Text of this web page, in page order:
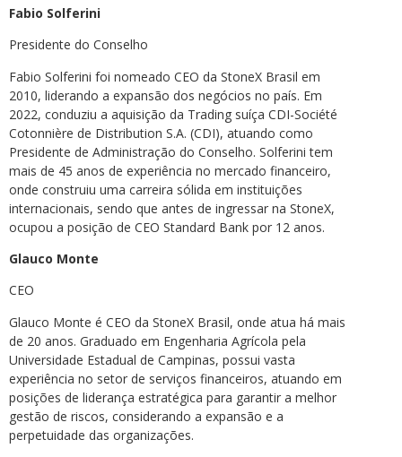
Fabio Solferini
Presidente do Conselho
Fabio Solferini foi nomeado CEO da StoneX Brasil em
2010, liderando a expansão dos negócios no país. Em
2022, conduziu a aquisição da Trading suíça CDI-Société
Cotonnière de Distribution S.A. (CDI), atuando como
Presidente de Administração do Conselho. Solferini tem
mais de 45 anos de experiência no mercado financeiro,
onde construiu uma carreira sólida em instituições
internacionais, sendo que antes de ingressar na StoneX,
ocupou a posição de CEO Standard Bank por 12 anos.
Glauco Monte
CEO
Glauco Monte é CEO da StoneX Brasil, onde atua há mais
de 20 anos. Graduado em Engenharia Agrícola pela
Universidade Estadual de Campinas, possui vasta
experiência no setor de serviços financeiros, atuando em
posições de liderança estratégica para garantir a melhor
gestão de riscos, considerando a expansão e a
perpetuidade das organizações.